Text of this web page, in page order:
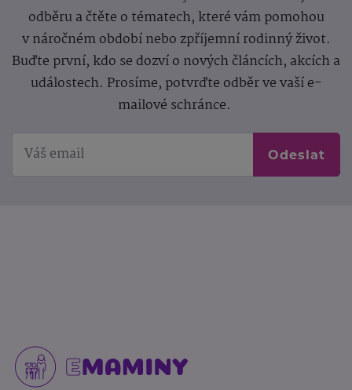
odběru a čtěte o tématech, které vám pomohou
v náročném období nebo zpříjemní rodinný život.
Buďte první, kdo se dozví o nových článcích, akcích a
událostech. Prosíme, potvrďte odběr ve vaší e-
mailové schránce.
Odeslat